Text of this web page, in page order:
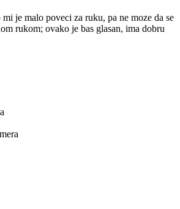
mi je malo poveci za ruku, pa ne moze da se
rukom; ovako je bas glasan, ima dobru